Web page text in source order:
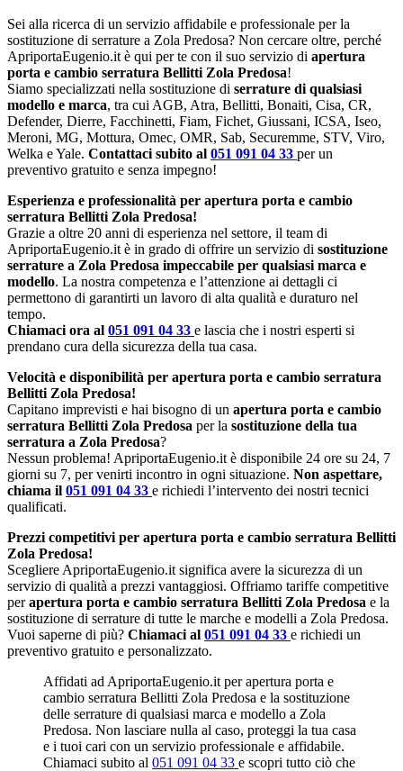
Sei alla ricerca di un servizio affidabile e professionale per la
sostituzione di serrature a Zola Predosa? Non cercare oltre, perché
ApriportaEugenio.it è qui per te con il suo servizio di apertura
porta e cambio serratura Bellitti Zola Predosa!
Siamo specializzati nella sostituzione di serrature di qualsiasi
modello e marca, tra cui AGB, Atra, Bellitti, Bonaiti, Cisa, CR,
Defender, Dierre, Facchinetti, Fiam, Fichet, Giussani, ICSA, Iseo,
Meroni, MG, Mottura, Omec, OMR, Sab, Securemme, STV, Viro,
Welka e Yale. Contattaci subito al 051 091 04 33 per un
preventivo gratuito e senza impegno!
Esperienza e professionalità per apertura porta e cambio
serratura Bellitti Zola Predosa!
Grazie a oltre 20 anni di esperienza nel settore, il team di
ApriportaEugenio.it è in grado di offrire un servizio di sostituzione
serrature a Zola Predosa impeccabile per qualsiasi marca e
modello. La nostra competenza e l’attenzione ai dettagli ci
permettono di garantirti un lavoro di alta qualità e duraturo nel
tempo.
Chiamaci ora al 051 091 04 33 e lascia che i nostri esperti si
prendano cura della sicurezza della tua casa.
Velocità e disponibilità per apertura porta e cambio serratura
Bellitti Zola Predosa!
Capitano imprevisti e hai bisogno di un apertura porta e cambio
serratura Bellitti Zola Predosa per la sostituzione della tua
serratura a Zola Predosa?
Nessun problema! ApriportaEugenio.it è disponibile 24 ore su 24, 7
giorni su 7, per venirti incontro in ogni situazione. Non aspettare,
chiama il 051 091 04 33 e richiedi l’intervento dei nostri tecnici
qualificati.
Prezzi competitivi per apertura porta e cambio serratura Bellitti
Zola Predosa!
Scegliere ApriportaEugenio.it significa avere la sicurezza di un
servizio di qualità a prezzi vantaggiosi. Offriamo tariffe competitive
perapertura porta e cambio serratura Bellitti Zola Predosa e la
sostituzione di serrature di tutte le marche e modelli a Zola Predosa.
Vuoi saperne di più? Chiamaci al 051 091 04 33 e richiedi un
preventivo gratuito e personalizzato.
Affidati ad ApriportaEugenio.it per apertura porta e
cambio serratura Bellitti Zola Predosa e la sostituzione
delle serrature di qualsiasi marca e modello a Zola
Predosa. Non lasciare nulla al caso, proteggi la tua casa
e i tuoi cari con un servizio professionale e affidabile.
Chiamaci subito al 051 091 04 33 e scopri tutto ciò che